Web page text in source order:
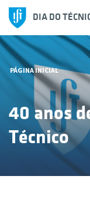
DIA DO
PÁGINA INICIAL
40 anos
Técnico